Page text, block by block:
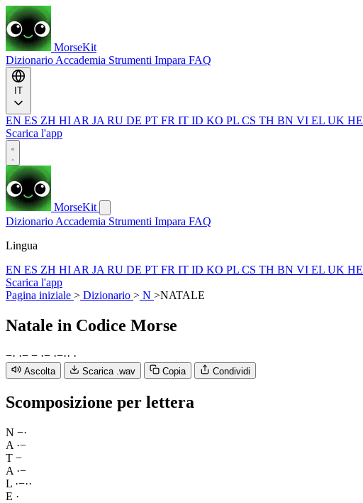
MorseKit
Dizionario Accademia Strumenti Impara FAQ
EN ES ZH HI AR JA RU DE PT FR IT ID KO PL CS TH BN VI EL UK HE
Scarica l'app
MorseKit
Dizionario Accademia Strumenti Impara FAQ
Lingua
EN ES ZH HI AR JA RU DE PT FR IT ID KO PL CS TH BN VI EL UK HE
Scarica l'app
Pagina iniziale > Dizionario > N >NATALE
Natale in Codice Morse
−· ·− − ·− ·−·· ·
Ascolta Scarica .wav Copia Condividi
Scomposizione per lettera
N −·
A ·−
T −
A ·−
L ·−··
E ·